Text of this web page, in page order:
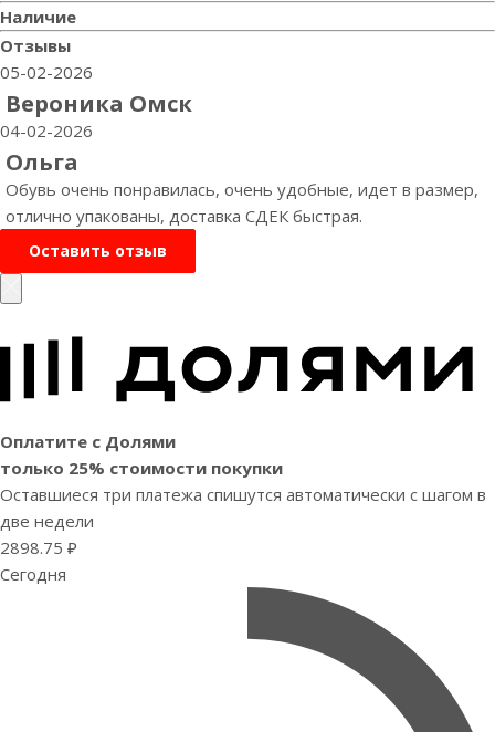
Наличие
Отзывы
05-02-2026
Вероника Омск
04-02-2026
Ольга
Обувь очень понравилась, очень удобные, идет в размер,
отлично упакованы, доставка СДЕК быстрая.
Оставить отзыв
Оплатите с Долями
только 25% стоимости покупки
Оставшиеся три платежа спишутся автоматически с шагом в
две недели
2898.75 ₽
Сегодня